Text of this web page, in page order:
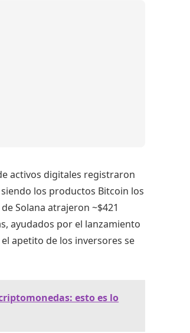
activos digitales registraron
los productos Bitcoin los
Solana atrajeron ~$421
ayudados por el lanzamiento
el apetito de los inversores se
esto es lo